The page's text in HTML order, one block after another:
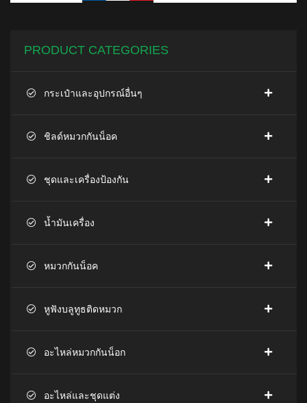
PRODUCT CATEGORIES
กระเป๋าและอุปกรณ์อื่นๆ
ชิลด์หมวกกันน็อค
ชุดและเครื่องป้องกัน
น้ำมันเครื่อง
หมวกกันน็อค
หูฟังบลูทูธติดหมวก
อะไหล่หมวกกันน็อก
อะไหล่และชุดแต่ง